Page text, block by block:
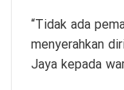
“Tidak ada
menyerahkan
Jaya kepada